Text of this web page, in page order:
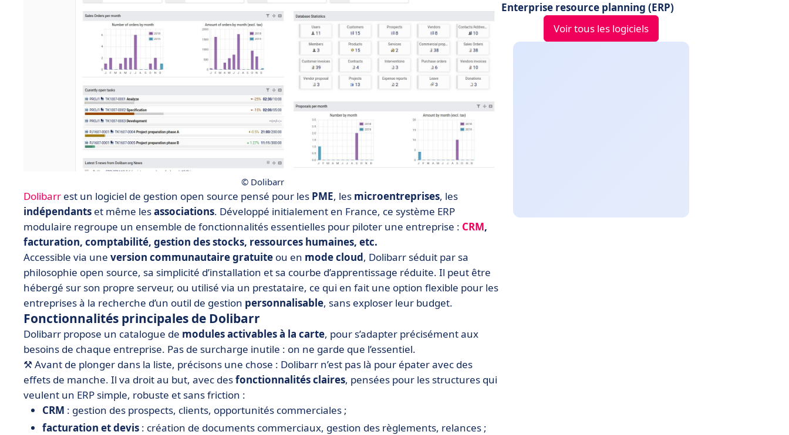
© Dolibarr
Dolibarr est un logiciel de gestion open source pensé pour les PME, les microentreprises, les
indépendants et même lesassociations. Développé initialement en France, ce système ERP
modulaire regroupe un ensemble de fonctionnalités essentielles pour piloter une entreprise : CRM,
facturation, comptabilité, gestion des stocks, ressources humaines, etc.
Accessible via une version communautaire gratuite ou en mode cloud, Dolibarr séduit par sa
philosophie open source, sa simplicité d’installation et sa courbe d’apprentissage réduite. Il peut être
hébergé sur son propre serveur, ou utilisé via un prestataire, ce qui en fait une option flexible pour les
entreprises à la recherche d’un outil de gestion personnalisable, sans exploser leur budget.
Fonctionnalités principales de Dolibarr
Dolibarr propose un catalogue de modules activables à la carte, pour s’adapter précisément aux
besoins de chaque entreprise. Pas de surcharge inutile : on ne garde que l’essentiel.
⚒️ Avant de plonger dans la liste, précisons une chose : Dolibarr n’est pas là pour épater avec des
effets de manche. Il va droit au but, avec desfonctionnalités claires, pensées pour les structures qui
veulent un ERP simple, robuste et sans friction :
CRM : gestion des prospects, clients, opportunités commerciales ;
facturation et devis : création de documents commerciaux, gestion des règlements, relances ;
Enterprise resource planning (ERP)
Voir tous les logiciels